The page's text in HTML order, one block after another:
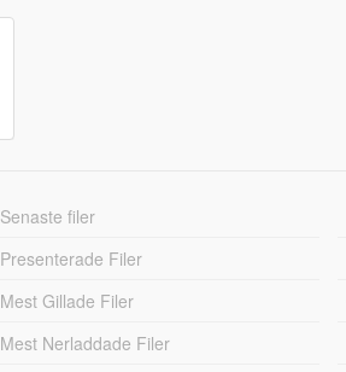
Senaste filer
Presenterade Filer
Mest Gillade Filer
Mest Nerladdade Filer